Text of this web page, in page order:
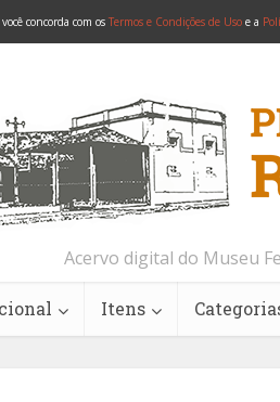
concorda com os Termos e Condições de Uso e a
Acervo digital do Museu
Itens